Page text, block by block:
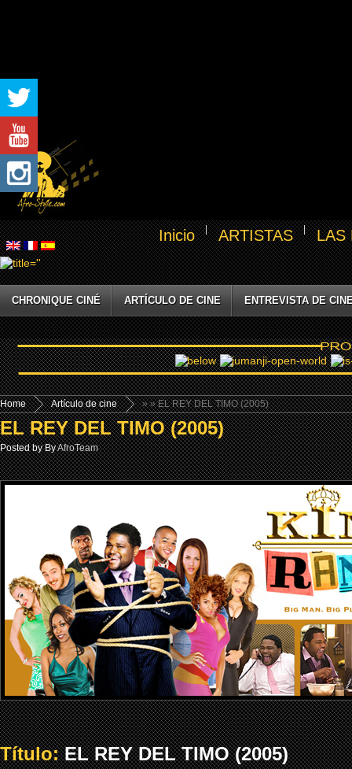
Inicio ARTISTAS LAS
CHRONIQUE CINÉ ARTÍCULO DE CINE ENTREVISTA DE
Home »
Artículo de cine » EL REY DEL TIMO (2005)
EL REY DEL TIMO (2005)
Posted by ByAfroTeam
Título:EL REY DEL TIMO (2005)